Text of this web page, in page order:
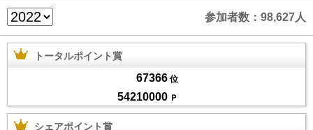
参加者数：98,627人
トータルポイント賞
67366 位
54210000 Ｐ
シェアポイント賞